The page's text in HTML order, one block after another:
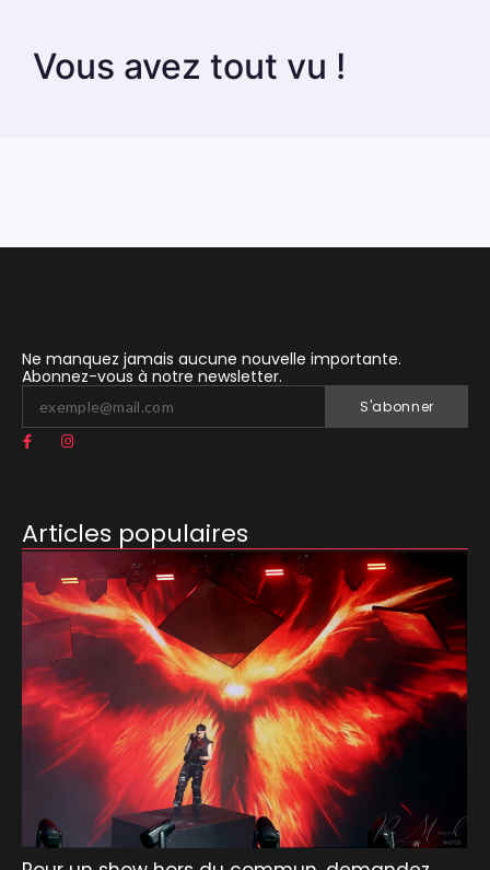
Vous avez tout vu !
Ne manquez jamais aucune nouvelle importante.
Abonnez-vous à notre newsletter.
S'abonner
Articles populaires